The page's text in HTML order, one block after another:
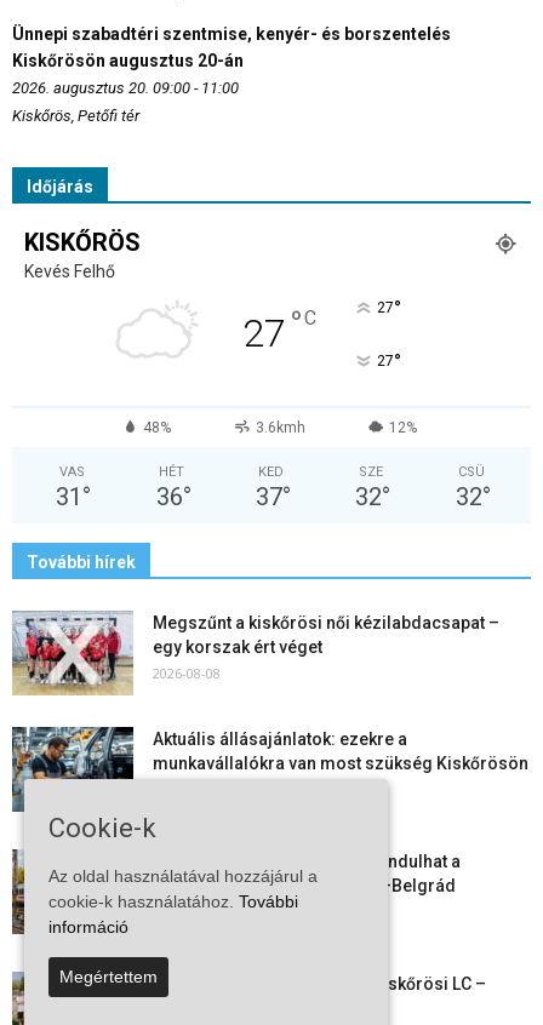
Ünnepi szabadtéri szentmise, kenyér- és borszentelés
Kiskőrösön augusztus 20-án
2026. augusztus 20. 09:00 - 11:00
Kiskőrös, Petőfi tér
Időjárás
KISKŐRÖS
Kevés Felhő
27 °C 27°
27°
48% 3.6kmh 12%
VAS
31 °
HÉT
36°
KED
37°
SZE
32°
CSÜ
32°
További hírek
Megszűnt a kiskőrösi női kézilabdacsapat –
egy korszak ért véget
2026-08-08
Aktuális állásajánlatok: ezekre a
munkavállalókra van most szükség Kiskőrösön
Vitézy Dávid: már ősszel újraindulhat a
személyszállítás a Budapest–Belgrád
vasútvonalon
Megkezdte a felkészülést a Kiskőrösi LC –
Cookie-k
Az oldal használatával hozzájárul a
cookie-k használatához. További
információ
Megértettem